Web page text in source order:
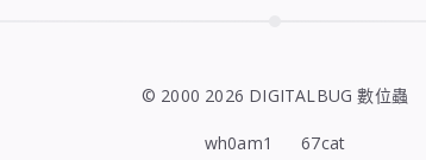
© 2000 2026 DIGITALBUG 數位蟲
wh0am1 67cat